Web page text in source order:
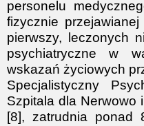
personelu
fizycznie
pierwszy, leczonych
psychiatryczne w
wskazań życiowych
Specjalistyczny
Szpitala dla Nerwowo
[8], zatrudnia ponad